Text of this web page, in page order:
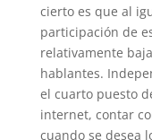
cierto es que al
participación de
relativamente
hablantes.
el cuarto puesto
internet, contar
cuando se desea